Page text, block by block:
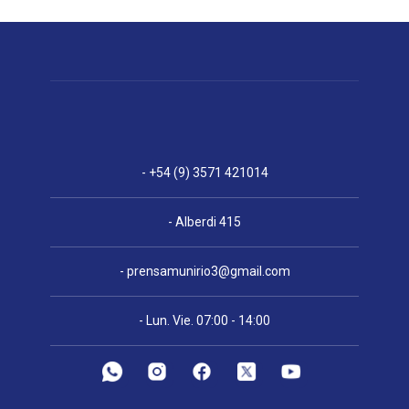
- +54 (9) 3571 421014
- Alberdi 415
- prensamunirio3@gmail.com
- Lun. Vie. 07:00 - 14:00